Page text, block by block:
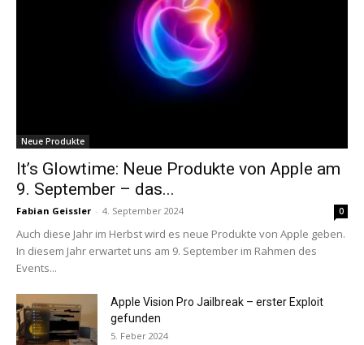
Neue Produkte
It’s Glowtime: Neue Produkte von Apple am
9. September – das...
Fabian Geissler - 4. September 2024 0
Auch diese Jahr im Herbst wird es neue Produkte von Apple geben.
In diesem Jahr erwartet uns am 9. September im Rahmen des
Events...
Apple Vision Pro Jailbreak – erster Exploit
gefunden
5. Feber 2024